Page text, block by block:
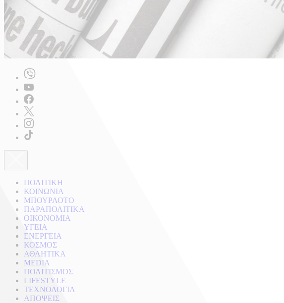
ΠΟΛΙΤΙΚΗ
ΚΟΙΝΩΝΙΑ
ΜΠΟΥΡΛΟΤΟ
ΠΑΡΑΠΟΛΙΤΙΚΑ
ΟΙΚΟΝΟΜΙΑ
ΥΓΕΙΑ
ΕΝΕΡΓΕΙΑ
ΚΟΣΜΟΣ
ΑΘΛΗΤΙΚΑ
MEDIA
ΠΟΛΙΤΙΣΜΟΣ
LIFESTYLE
ΤΕΧΝΟΛΟΓΙΑ
ΑΠΟΨΕΙΣ